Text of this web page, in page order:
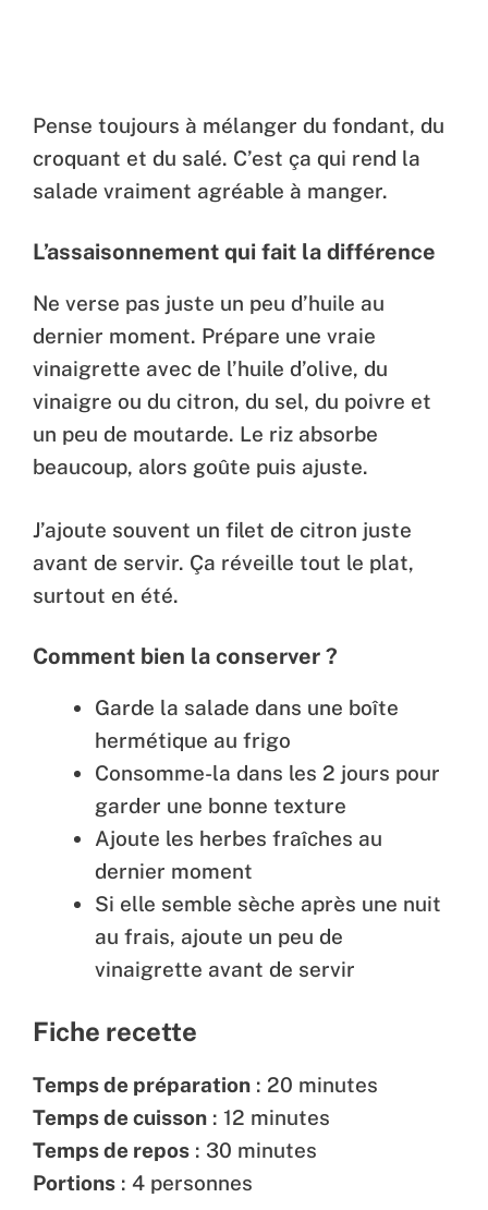
Pense toujours à mélanger du fondant, du
croquant et du salé. C’est ça qui rend la
salade vraiment agréable à manger.
L’assaisonnement qui fait la différence
Ne verse pas juste un peu d’huile au
dernier moment. Prépare une vraie
vinaigrette avec de l’huile d’olive, du
vinaigre ou du citron, du sel, du poivre et
un peu de moutarde. Le riz absorbe
beaucoup, alors goûte puis ajuste.
J’ajoute souvent un filet de citron juste
avant de servir. Ça réveille tout le plat,
surtout en été.
Comment bien la conserver ?
Garde la salade dans une boîte
hermétique au frigo
Consomme-la dans les 2 jours pour
garder une bonne texture
Ajoute les herbes fraîches au
dernier moment
Si elle semble sèche après une nuit
au frais, ajoute un peu de
vinaigrette avant de servir
Fiche recette
Temps de préparation : 20 minutes
Temps de cuisson : 12 minutes
Temps de repos : 30 minutes
Portions : 4 personnes